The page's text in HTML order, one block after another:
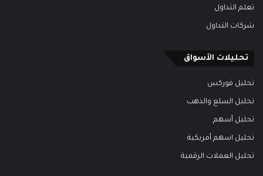
تعلم التداول
شركات التداول
تحليلات الأسواق
تحليل فوركس
تحليل السلع والذهب
تحليل أسهم
تحليل اسهم أمريكية
تحليل العملات الرقمية